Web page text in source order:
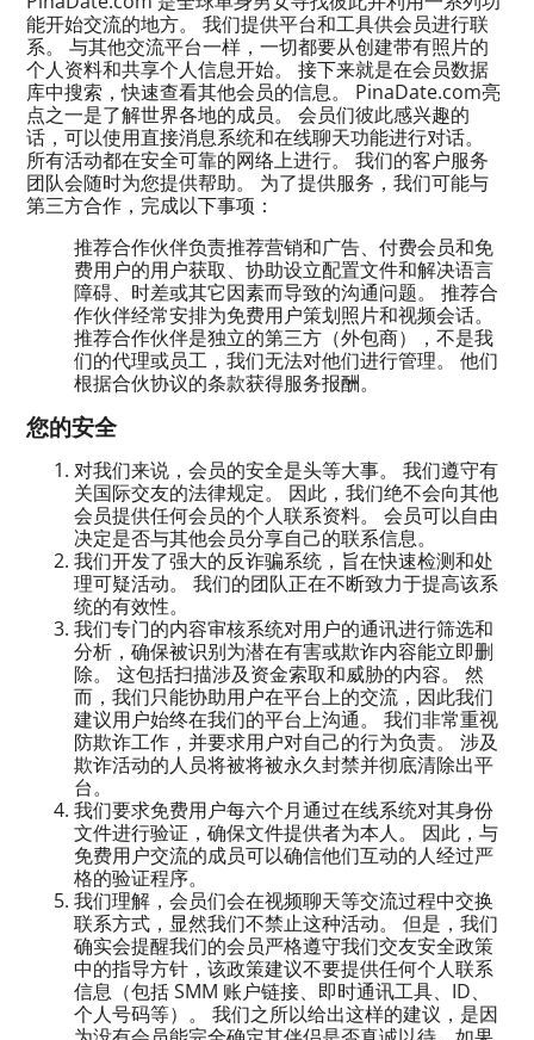
能开始交流的地方。 我们提供平台和工具供会员进行联
系。 与其他交流平台一样，一切都要从创建带有照片的
个人资料和共享个人信息开始。 接下来就是在会员数据
库中搜索，快速查看其他会员的信息。 PinaDate.com亮
点之一是了解世界各地的成员。 会员们彼此感兴趣的
话，可以使用直接消息系统和在线聊天功能进行对话。
所有活动都在安全可靠的网络上进行。 我们的客户服务
团队会随时为您提供帮助。 为了提供服务，我们可能与
第三方合作，完成以下事项：
推荐合作伙伴负责推荐营销和广告、付费会员和免
费用户的用户获取、协助设立配置文件和解决语言
障碍、时差或其它因素而导致的沟通问题。 推荐合
作伙伴经常安排为免费用户策划照片和视频会话。
推荐合作伙伴是独立的第三方（外包商），不是我
们的代理或员工，我们无法对他们进行管理。 他们
根据合伙协议的条款获得服务报酬。
您的安全
对我们来说，会员的安全是头等大事。 我们遵守有
关国际交友的法律规定。 因此，我们绝不会向其他
会员提供任何会员的个人联系资料。 会员可以自由
决定是否与其他会员分享自己的联系信息。
我们开发了强大的反诈骗系统，旨在快速检测和处
理可疑活动。 我们的团队正在不断致力于提高该系
统的有效性。
我们专门的内容审核系统对用户的通讯进行筛选和
分析，确保被识别为潜在有害或欺诈内容能立即删
除。 这包括扫描涉及资金索取和威胁的内容。 然
而，我们只能协助用户在平台上的交流，因此我们
建议用户始终在我们的平台上沟通。 我们非常重视
防欺诈工作，并要求用户对自己的行为负责。 涉及
欺诈活动的人员将被将被永久封禁并彻底清除出平
台。
我们要求免费用户每六个月通过在线系统对其身份
文件进行验证，确保文件提供者为本人。 因此，与
免费用户交流的成员可以确信他们互动的人经过严
格的验证程序。
我们理解，会员们会在视频聊天等交流过程中交换
联系方式，显然我们不禁止这种活动。 但是，我们
确实会提醒我们的会员严格遵守我们交友安全政策
中的指导方针，该政策建议不要提供任何个人联系
信息（包括 SMM 账户链接、即时通讯工具、ID、
个人号码等）。 我们之所以给出这样的建议，是因